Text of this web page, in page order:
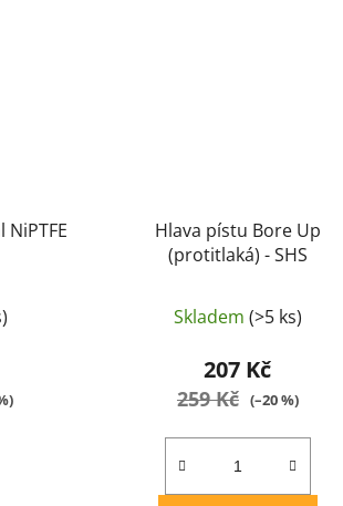
NiPTFE
Hlava pístu Bore Up
(protitlaká) - SHS
Skladem (>5 ks)
207 Kč
259 Kč (–20 %)